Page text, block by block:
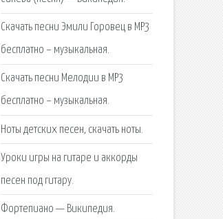
Скачать песни Эмили Горовец в MP3
бесплатно – музыкальная.
Скачать песни Мелодии в MP3
бесплатно – музыкальная.
Ноты детских песен, скачать ноты.
Уроки игры на гитаре и аккорды
песен под гитару.
Фортепиано — Википедия.